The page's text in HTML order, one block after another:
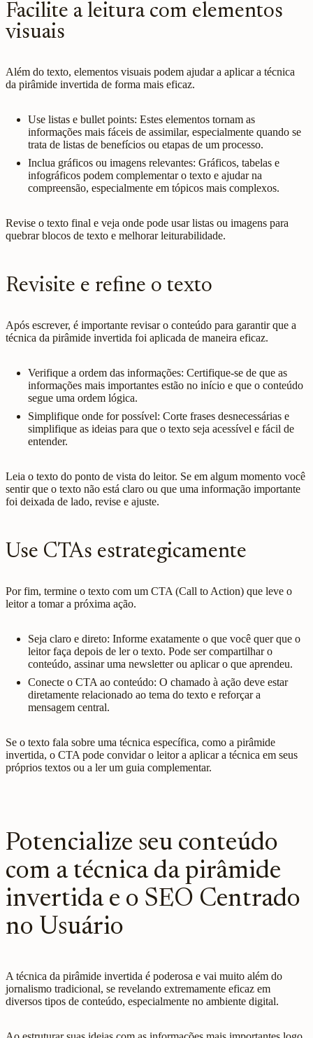
Facilite a leitura com elementos
visuais
Além do texto, elementos visuais podem ajudar a aplicar a técnica
da pirâmide invertida de forma mais eficaz.
Use listas e bullet points: Estes elementos tornam as
informações mais fáceis de assimilar, especialmente quando se
trata de listas de benefícios ou etapas de um processo.
Inclua gráficos ou imagens relevantes: Gráficos, tabelas e
infográficos podem complementar o texto e ajudar na
compreensão, especialmente em tópicos mais complexos.
Revise o texto final e veja onde pode usar listas ou imagens para
quebrar blocos de texto e melhorar leiturabilidade.
Revisite e refine o texto
Após escrever, é importante revisar o conteúdo para garantir que a
técnica da pirâmide invertida foi aplicada de maneira eficaz.
Verifique a ordem das informações: Certifique-se de que as
informações mais importantes estão no início e que o conteúdo
segue uma ordem lógica.
Simplifique onde for possível: Corte frases desnecessárias e
simplifique as ideias para que o texto seja acessível e fácil de
entender.
Leia o texto do ponto de vista do leitor. Se em algum momento você
sentir que o texto não está claro ou que uma informação importante
foi deixada de lado, revise e ajuste.
Use CTAs estrategicamente
Por fim, termine o texto com um CTA (Call to Action) que leve o
leitor a tomar a próxima ação.
Seja claro e direto: Informe exatamente o que você quer que o
leitor faça depois de ler o texto. Pode ser compartilhar o
conteúdo, assinar uma newsletter ou aplicar o que aprendeu.
Conecte o CTA ao conteúdo: O chamado à ação deve estar
diretamente relacionado ao tema do texto e reforçar a
mensagem central.
Se o texto fala sobre uma técnica específica, como a pirâmide
invertida, o CTA pode convidar o leitor a aplicar a técnica em seus
próprios textos ou a ler um guia complementar.
Potencialize seu conteúdo
com a técnica da pirâmide
invertida e o SEO Centrado
no Usuário
A técnica da pirâmide invertida é poderosa e vai muito além do
jornalismo tradicional, se revelando extremamente eficaz em
diversos tipos de conteúdo, especialmente no ambiente digital.